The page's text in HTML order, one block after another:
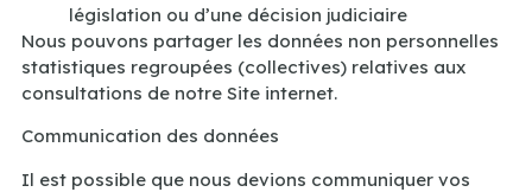
législation ou d’une décision judiciaire
Nous pouvons partager les données non personnelles
statistiques regroupées (collectives) relatives aux
consultations de notre Site internet.
Communication des données
Il est possible que nous devions communiquer vos